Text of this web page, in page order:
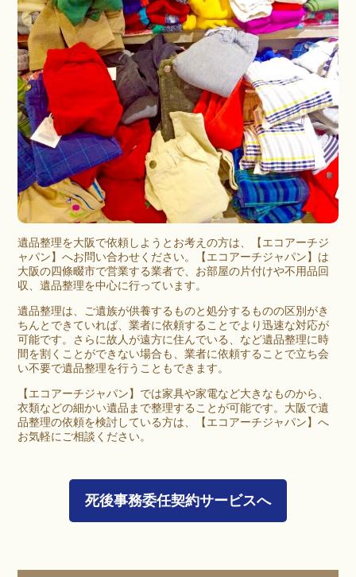
遺品整理を大阪で依頼しようとお考えの方は、【エコアーチジ
ャパン】へお問い合わせください。【エコアーチジャパン】は
大阪の四條畷市で営業する業者で、お部屋の片付けや不用品回
収、遺品整理を中心に行っています。
遺品整理は、ご遺族が供養するものと処分するものの区別がき
ちんとできていれば、業者に依頼することでより迅速な対応が
可能です。さらに故人が遠方に住んでいる、など遺品整理に時
間を割くことができない場合も、業者に依頼することで立ち会
い不要で遺品整理を行うこともできます。
【エコアーチジャパン】では家具や家電など大きなものから、
衣類などの細かい遺品まで整理することが可能です。大阪で遺
品整理の依頼を検討している方は、【エコアーチジャパン】へ
お気軽にご相談ください。
死後事務委任契約サービスへ